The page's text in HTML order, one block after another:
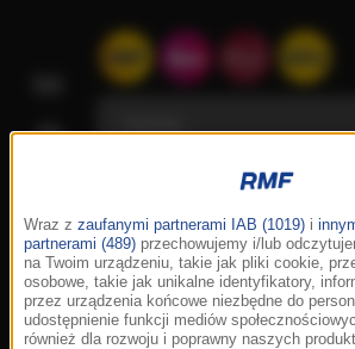
Wraz z zaufanymi partnerami IAB (1019) i
partnerami (489) przechowujemy i/lub
na Twoim urządzeniu, takie jak pliki cookie,
osobowe, takie jak unikalne identyfikatory,
przez urządzenia końcowe niezbędne do
udostępnienie funkcji mediów
również dla rozwoju i poprawny naszych